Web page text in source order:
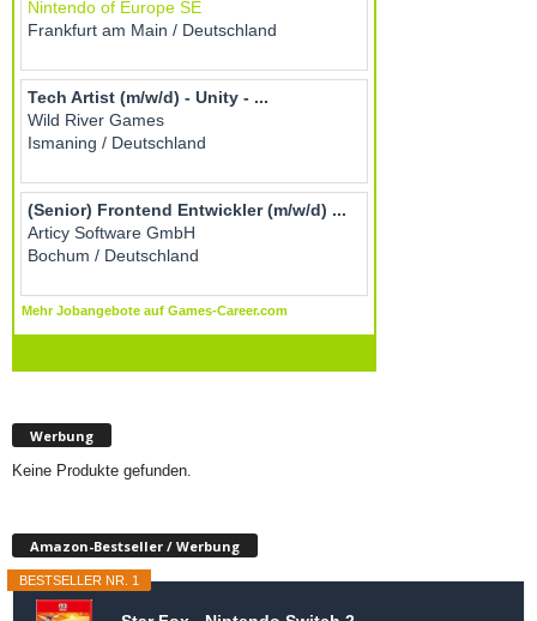
Werbung
Keine Produkte gefunden.
Amazon-Bestseller / Werbung
BESTSELLER NR. 1